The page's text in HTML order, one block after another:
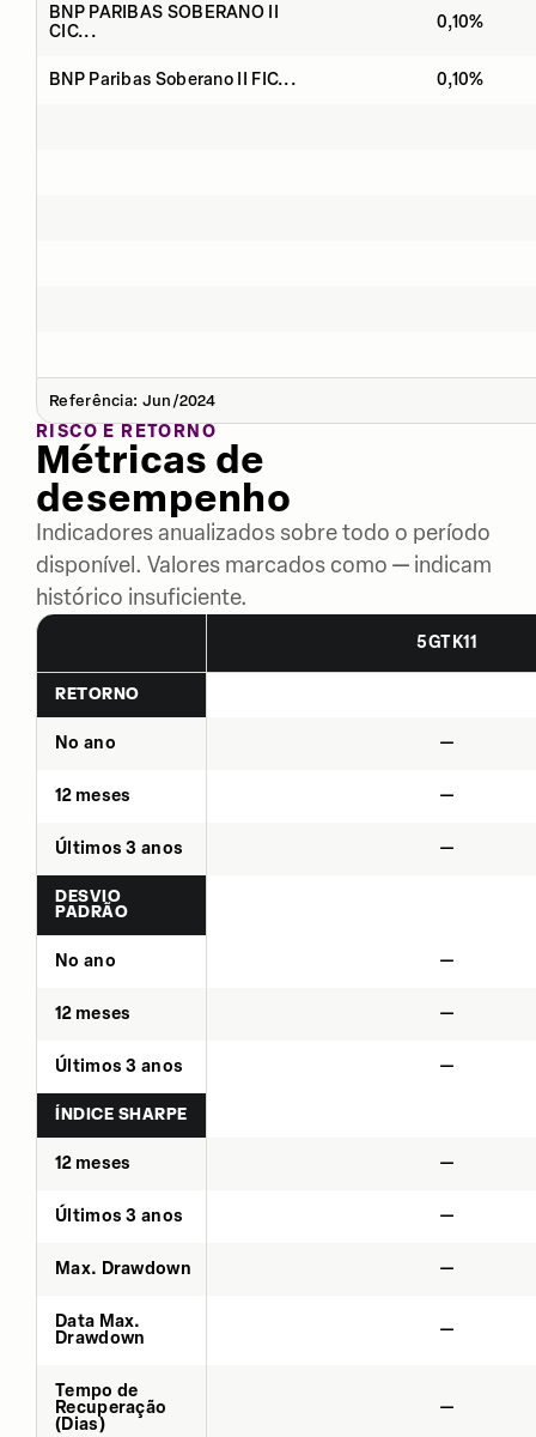
BNP PARIBAS SOBERANO II
CIC...
0,10%
BNP Paribas Soberano II FIC... 0,10%
Referência: Jun/2024
RISCO E RETORNO
Métricas de
desempenho
Indicadores anualizados sobre todo o período
disponível. Valores marcados como — indicam
histórico insuficiente.
5GTK11
RETORNO
No ano —
12 meses —
Últimos 3 anos —
DESVIO
PADRÃO
No ano —
12 meses —
Últimos 3 anos —
ÍNDICE SHARPE
12 meses —
Últimos 3 anos —
Max. Drawdown —
Data Max.
Drawdown
—
Tempo de
Recuperação
(Dias)
—